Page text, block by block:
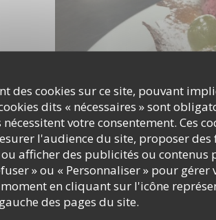
des cookies sur ce site, pouvant
dits « nécessaires » sont
votre consentement. Ces
l'audience du site, proposer
afficher des publicités ou contenus
» ou « Personnaliser » pour gérer
en cliquant sur l'icône
des pages du site.